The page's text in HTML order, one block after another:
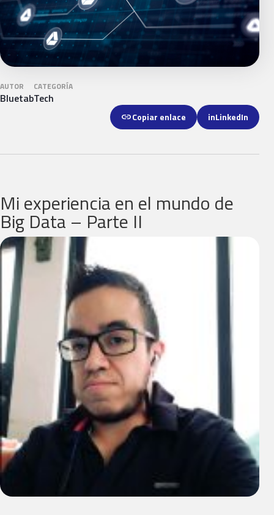
AUTOR
Bluetab
CATEGORÍA
Tech
linkCopiar enlace inLinkedIn
Mi experiencia en el mundo de
Big Data – Parte II